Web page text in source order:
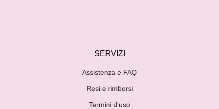
SERVIZI
Assistenza e FAQ
Resi e rimborsi
Termini d'uso